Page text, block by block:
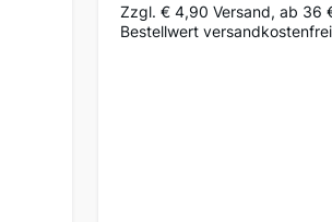
Zzgl. € 4,90 Versand, ab 36
Bestellwert versandkostenfrei